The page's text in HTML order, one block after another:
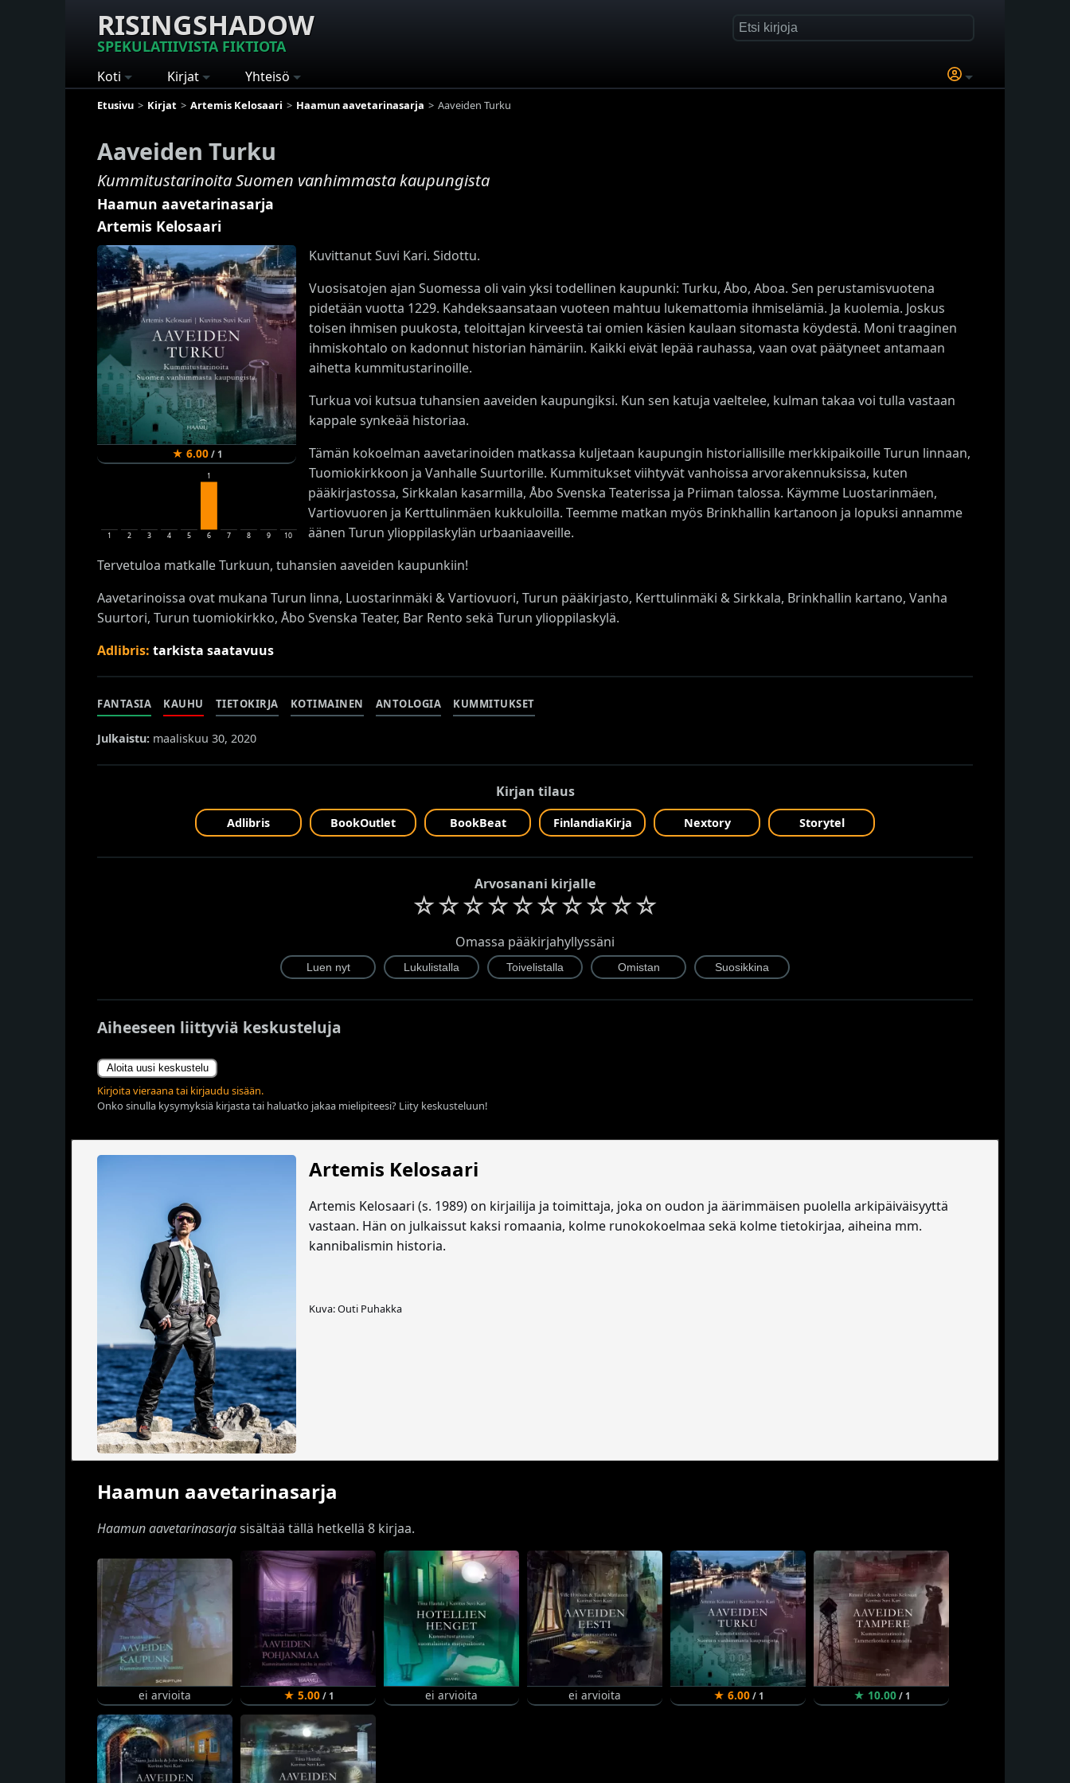
RISINGSHADOW
SPEKULATIIVISTA FIKTIOTA
Koti Kirjat Yhteisö
Etusivu Kirjat Artemis Kelosaari Haamun aavetarinasarja Aaveiden Turku
Aaveiden Turku
Kummitustarinoita Suomen vanhimmasta kaupungista
Haamun aavetarinasarja
Artemis Kelosaari
★ 6.00/ 1
1 2 3 4 5
1
6 7 8 9 10
Kuvittanut Suvi Kari. Sidottu.
Vuosisatojen ajan Suomessa oli vain yksi todellinen kaupunki: Turku, Åbo, Aboa. Sen perustamisvuotena
pidetään vuotta 1229. Kahdeksaansataan vuoteen mahtuu lukemattomia ihmiselämiä. Ja kuolemia. Joskus
toisen ihmisen puukosta, teloittajan kirveestä tai omien käsien kaulaan sitomasta köydestä. Moni traaginen
ihmiskohtalo on kadonnut historian hämäriin. Kaikki eivät lepää rauhassa, vaan ovat päätyneet antamaan
aihetta kummitustarinoille.
Turkua voi kutsua tuhansien aaveiden kaupungiksi. Kun sen katuja vaeltelee, kulman takaa voi tulla vastaan
kappale synkeää historiaa.
Tämän kokoelman aavetarinoiden matkassa kuljetaan kaupungin historiallisille merkkipaikoille Turun linnaan,
Tuomiokirkkoon ja Vanhalle Suurtorille. Kummitukset viihtyvät vanhoissa arvorakennuksissa, kuten
pääkirjastossa, Sirkkalan kasarmilla, Åbo Svenska Teaterissa ja Priiman talossa. Käymme Luostarinmäen,
Vartiovuoren ja Kerttulinmäen kukkuloilla. Teemme matkan myös Brinkhallin kartanoon ja lopuksi annamme
äänen Turun ylioppilaskylän urbaaniaaveille.
Tervetuloa matkalle Turkuun, tuhansien aaveiden kaupunkiin!
Aavetarinoissa ovat mukana Turun linna, Luostarinmäki & Vartiovuori, Turun pääkirjasto, Kerttulinmäki & Sirkkala, Brinkhallin kartano, Vanha
Suurtori, Turun tuomiokirkko, Åbo Svenska Teater, Bar Rento sekä Turun ylioppilaskylä.
Adlibris: tarkista saatavuus
FANTASIA KAUHU TIETOKIRJA KOTIMAINEN ANTOLOGIA KUMMITUKSET
Julkaistu: maaliskuu 30, 2020
Kirjan tilaus
Adlibris BookOutlet BookBeat FinlandiaKirja Nextory Storytel
Arvosanani kirjalle
☆☆☆☆☆☆☆☆☆☆
Omassa pääkirjahyllyssäni
Aiheeseen liittyviä keskusteluja
Aloita uusi keskustelu
Kirjoita vieraana tai kirjaudu sisään.
Onko sinulla kysymyksiä kirjasta tai haluatko jakaa mielipiteesi? Liity keskusteluun!
Artemis Kelosaari
Artemis Kelosaari (s. 1989) on kirjailija ja toimittaja, joka on oudon ja äärimmäisen puolella arkipäiväisyyttä
vastaan. Hän on julkaissut kaksi romaania, kolme runokokoelmaa sekä kolme tietokirjaa, aiheina mm.
kannibalismin historia.
Kuva: Outi Puhakka
Haamun aavetarinasarja
Haamun aavetarinasarjasisältää tällä hetkellä 8 kirjaa.
ei arvioita ★ 5.00/ 1 ei arvioita ei arvioita ★ 6.00/ 1 ★ 10.00/ 1